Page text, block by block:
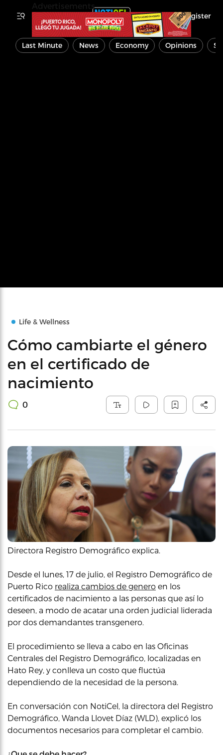
Register
Last Minute News Economy Opinions
Life & Wellness
Cómo cambiarte el género
en el certificado de
nacimiento
0
Directora Registro Demográfico explica.
Desde el lunes, 17 de julio, el Registro Demográfico de
Puerto Rico realiza cambios de genero en los
certificados de nacimiento a las personas que así lo
deseen, a modo de acatar una orden judicial liderada
por dos demandantes transgenero.
El procedimiento se lleva a cabo en las Oficinas
Centrales del Registro Demográfico, localizadas en
Hato Rey, y conlleva un costo que fluctúa
dependiendo de la necesidad de la persona.
En conversación con NotiCel, la directora del Registro
Demográfico, Wanda Llovet Díaz (WLD), explicó los
documentos necesarios para completar el cambio.
Advertisements